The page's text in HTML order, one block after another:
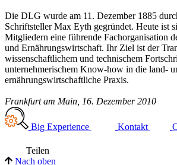
Die DLG wurde am 11. Dezember 1885
Schriftsteller Max Eyth gegründet. Heute ist
Mitgliedern eine führende Fachorganisation
und Ernährungswirtschaft. Ihr Ziel ist der
wissenschaftlichem und technischem
unternehmerischem Know-how in die land-
ernährungswirtschaftliche Praxis.
Frankfurt am Main, 16. Dezember 2010
Big Experience Kontakt
Teilen
Nach oben